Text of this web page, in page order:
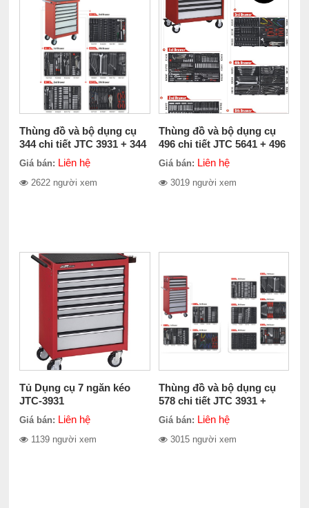
Thùng đồ và bộ dụng cụ
344 chi tiết JTC 3931 + 344
Giá bán: Liên hệ
2622 người xem
Thùng đồ và bộ dụng cụ
496 chi tiết JTC 5641 + 496
Giá bán: Liên hệ
3019 người xem
Tủ Dụng cụ 7 ngăn kéo
JTC-3931
Giá bán: Liên hệ
1139 người xem
Thùng đồ và bộ dụng cụ
578 chi tiết JTC 3931 +
5639 + 578
Giá bán: Liên hệ
3015 người xem